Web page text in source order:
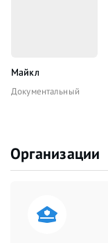
Майкл
Документальный
Организации